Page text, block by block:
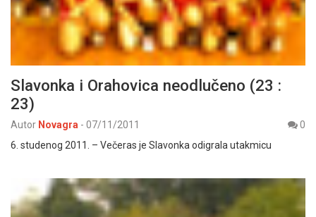
Slavonka i Orahovica neodlučeno (23 :
23)
Autor Novagra - 07/11/2011
0
6. studenog 2011. – Večeras je Slavonka odigrala utakmicu